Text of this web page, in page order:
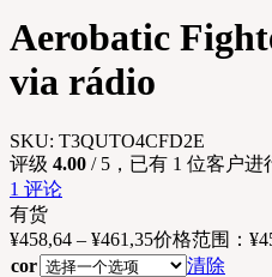
Aerobatic
via rádio
SKU: T3QUTO4CFD2E
评级 4.00 / 5，已有 1 位客户进
1 评论
有货
¥458,64 – ¥461,35价格范围：
cor
清除